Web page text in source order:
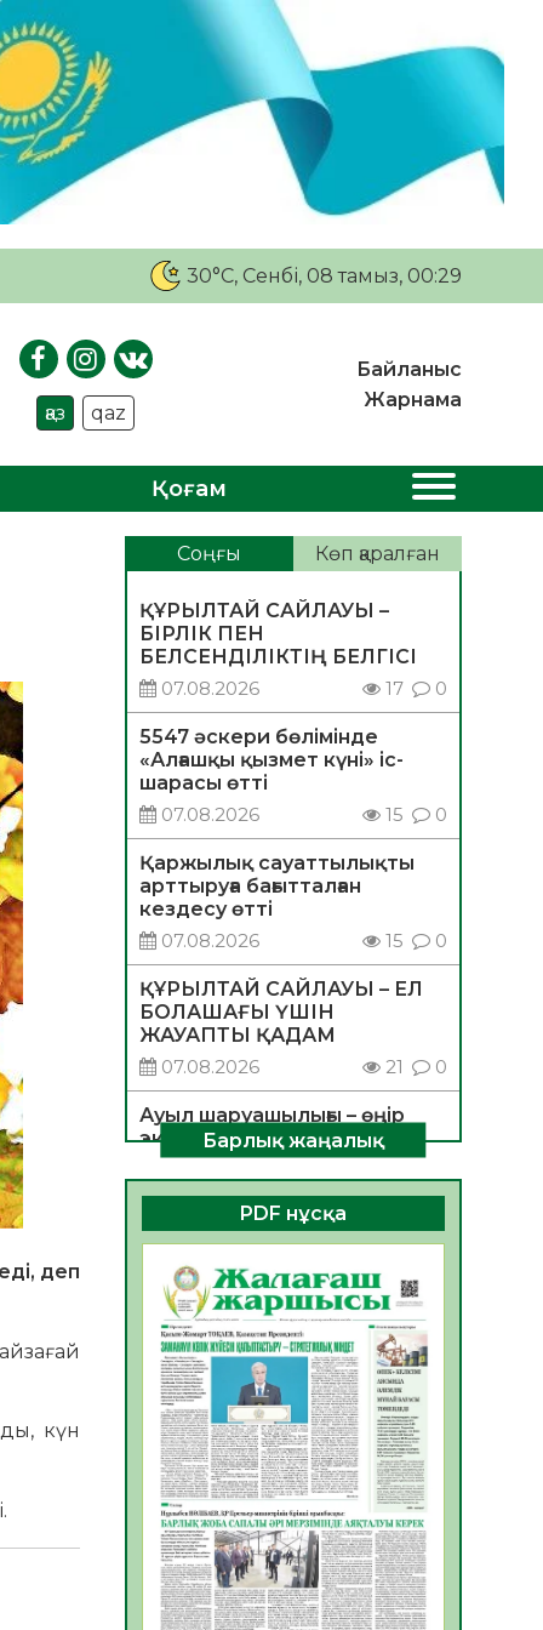
30°C, Сенбі, 08 тамыз, 00:29
қаз qaz
Байланыс
Жарнама
Қоғам
деп
күн
Соңғы Көп қаралған
ҚҰРЫЛТАЙ САЙЛАУЫ –
БІРЛІК ПЕН
БЕЛСЕНДІЛІКТІҢ БЕЛГІСІ
07.08.2026
17 0
5547 әскери бөлімінде
«Алғашқы қызмет күні» іс-
шарасы өтті
07.08.2026
15 0
Қаржылық сауаттылықты
арттыруға бағытталған
кездесу өтті
07.08.2026
15 0
ҚҰРЫЛТАЙ САЙЛАУЫ – ЕЛ
БОЛАШАҒЫ ҮШІН
ЖАУАПТЫ ҚАДАМ
07.08.2026
21 0
Ауыл шаруашылығы – өңір
экономикасының негізгі
тірегі
06.08.2026
31 0
ҚОҒАМДЫҚ БЕЛСЕНДІЛІК –
ЕЛ ДАМУЫНЫҢ НЕГІЗІ
06.08.2026
30
ҚҰРЫЛТАЙ САЙЛАУЫ –
БОЛАШАҚҚА БАСТАР
ЖАУАПТЫ ТАҢДАУ
06.08.2026
32
Инфекциялық ауруларға
қарсы иммундау
жұмыстарының тиімділігі
06.08.2026
33
Көкжөтел ауруы туралы
Барлық жаңалық
PDF нұсқа